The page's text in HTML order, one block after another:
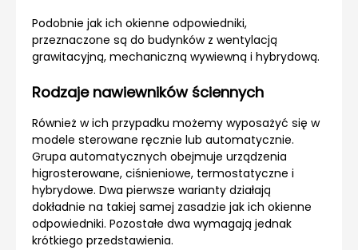
Podobnie jak ich okienne odpowiedniki,
przeznaczone są do budynków z wentylacją
grawitacyjną, mechaniczną wywiewną i hybrydową.
Rodzaje nawiewników ściennych
Również w ich przypadku możemy wyposażyć się w
modele sterowane ręcznie lub automatycznie.
Grupa automatycznych obejmuje urządzenia
higrosterowane, ciśnieniowe, termostatyczne i
hybrydowe. Dwa pierwsze warianty działają
dokładnie na takiej samej zasadzie jak ich okienne
odpowiedniki. Pozostałe dwa wymagają jednak
krótkiego przedstawienia.